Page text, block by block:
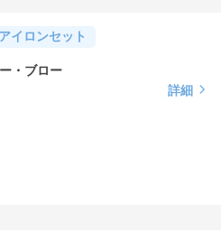
波ディフューザーに入れて、空間
ちを守るため、必死に頑張ってま
防のため、お客様にも手指のアル
す。
くご予約の変更やキャンセルをお
イロンセット
・ブロー
詳細